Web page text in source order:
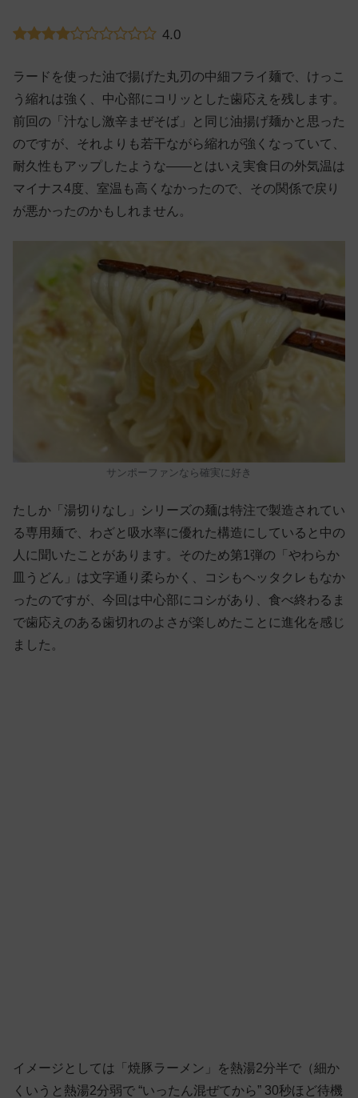
4.0
ラードを使った油で揚げた丸刃の中細フライ麺で、けっこ
う縮れは強く、中心部にコリッとした歯応えを残します。
前回の「汁なし激辛まぜそば」と同じ油揚げ麺かと思った
のですが、それよりも若干ながら縮れが強くなっていて、
耐久性もアップしたような——とはいえ実食日の外気温は
マイナス4度、室温も高くなかったので、その関係で戻り
が悪かったのかもしれません。
サンポーファンなら確実に好き
たしか「湯切りなし」シリーズの麺は特注で製造されてい
る専用麺で、わざと吸水率に優れた構造にしていると中の
人に聞いたことがあります。そのため第1弾の「やわらか
皿うどん」は文字通り柔らかく、コシもヘッタクレもなか
ったのですが、今回は中心部にコシがあり、食べ終わるま
で歯応えのある歯切れのよさが楽しめたことに進化を感じ
ました。
イメージとしては「焼豚ラーメン」を熱湯2分半で（細か
くいうと熱湯2分弱で “いったん混ぜてから” 30秒ほど待機